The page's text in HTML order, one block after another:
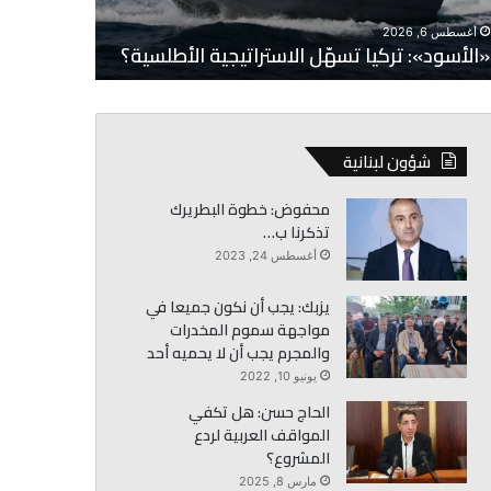
أغسطس 6, 2026
«الأسود»: تركيا تسهّل الاستراتيجية الأطلسية؟
شؤون لبنانية
محفوض: خطوة البطريرك
تذكرنا ب…
أغسطس 24, 2023
يزبك: يجب أن نكون جميعا في
مواجهة سموم المخدرات
والمجرم يجب أن لا يحميه أحد
يونيو 10, 2022
الحاج حسن: هل تكفي
المواقف العربية لردع
المشروع؟
مارس 8, 2025